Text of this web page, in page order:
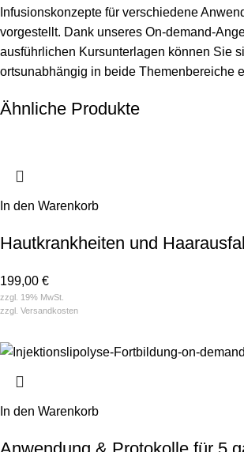
Infusionskonzepte für verschiedene
vorgestellt. Dank unseres On-demand-
ausführlichen Kursunterlagen können Sie
ortsunabhängig in beide Themenbereiche
Ähnliche Produkte
In den Warenkorb
Hautkrankheiten und
199,00 €
zzgl. 19% MwSt.
zzgl. Versandkosten
In den Warenkorb